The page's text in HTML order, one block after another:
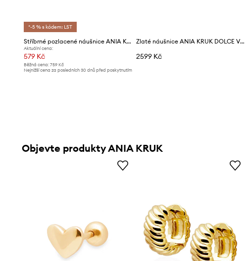
*-5 % s kódem: LST
Stříbrné pozlacené náušnice ANIA KRUK TRENDY
Aktuální cena:
579 Kč
Běžná cena: 759 Kč
Nejnižší cena za posledních 30 dnů před poskytnutím
Zlaté náušnice ANIA KRUK DOLCE VITA
2599 Kč
Objevte produkty ANIA KRUK